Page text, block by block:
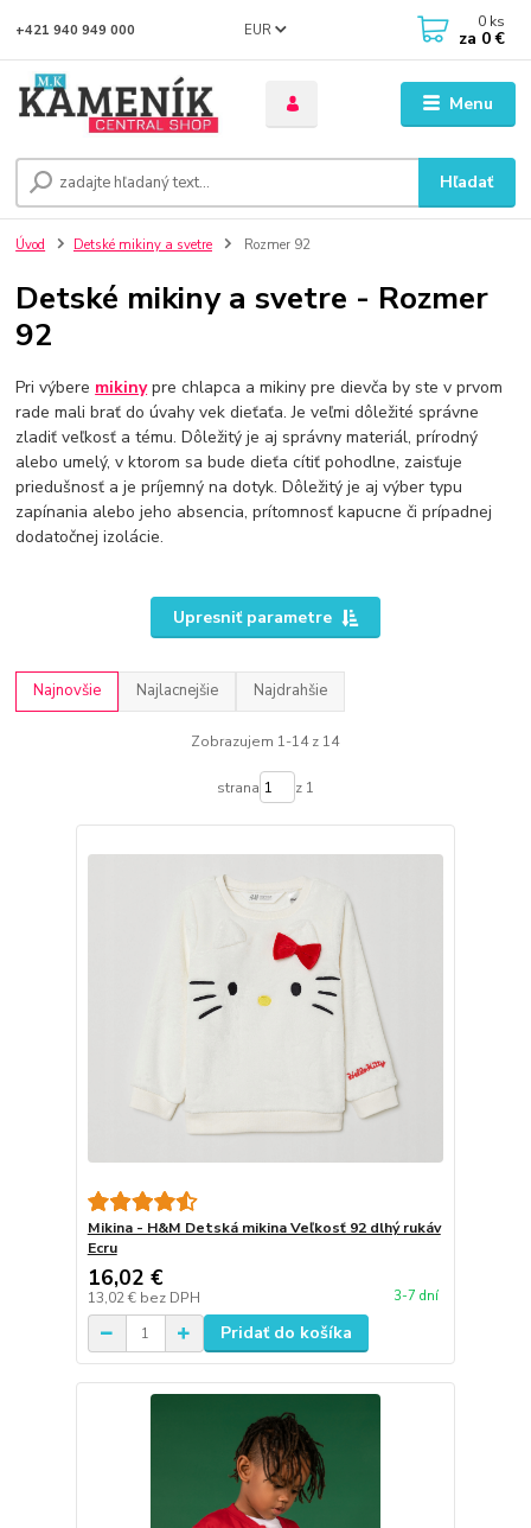
Menu
EUR
Hľadať
+421 940 949 000 0 ks
za 0 €
Úvod Detské mikiny a svetre Rozmer 92
Detské mikiny a svetre - Rozmer
92
Pri výbere mikinypre chlapca a mikiny pre dievča by ste v prvom
rade mali brať do úvahy vek dieťaťa. Je veľmi dôležité správne
zladiť veľkosť a tému. Dôležitý je aj správny materiál, prírodný
alebo umelý, v ktorom sa bude dieťa cítiť pohodlne, zaisťuje
priedušnosť a je príjemný na dotyk. Dôležitý je aj výber typu
zapínania alebo jeho absencia, prítomnosť kapucne či prípadnej
dodatočnej izolácie.
Upresniť parametre
Najnovšie Najlacnejšie Najdrahšie
Zobrazujem 1-14 z 14
strana z 1
Mikina - H&M Detská mikina Veľkosť 92 dlhý rukáv
Ecru
16,02 €
13,02 € bez DPH 3-7 dní
Pridať do košíka